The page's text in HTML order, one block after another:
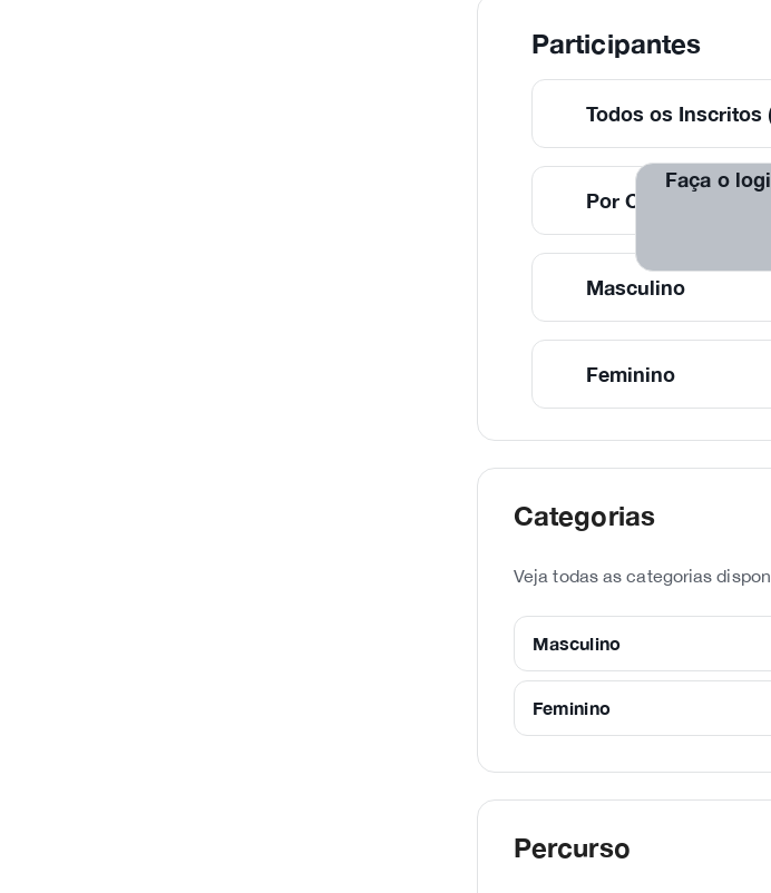
Participantes
Todos os Inscritos
Por Categorias
Masculino
Feminino
Faça o
Categorias
Veja todas as categorias
Masculino
Feminino
Percurso